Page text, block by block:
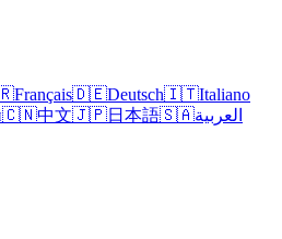
Français🇩🇪Deutsch🇮🇹Italiano
🇨🇳中文🇯🇵日本語🇸🇦العربية